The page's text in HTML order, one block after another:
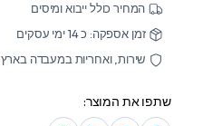
המחיר כולל ייבוא ומיסים
זמן אספקה: כ 14 ימי עסקים
שירות, ואחריות במעבדה בארץ
שתפו את המוצר: